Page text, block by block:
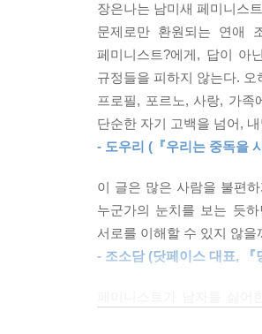
대해 이야기하지 않는다.
들어 보았다. 지금, 우리는,
슬기롭게 욕망하고, 자연스
누군가는 말한다. 남자가
여성 혐오의 말들이나 성
존중할 수 있다고 진정으
꿈꾸기에 이 책을 끝까지
이제 숨기지 않아도, 억지
저자는 고백한다. 여기 실
장은나는 남미새 페미니스
문제로만 환원되는 연애
페미니스트?에게, 답이 아
규정들을 피하지 않는다.
프로필, 포르노, 사랑, 가
단순한 자기 고백을 넘어,
- 도우리 (『우리는 중독을
이 글은 많은 사람을 불편
누군가의 눈치를 보는 듯
서로를 이해할 수 있지 않
- 조소담 (닷페이스 대표,